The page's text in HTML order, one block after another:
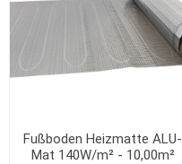
Fußboden Heizmatte ALU-
Mat 140W/m² - 10,00m²